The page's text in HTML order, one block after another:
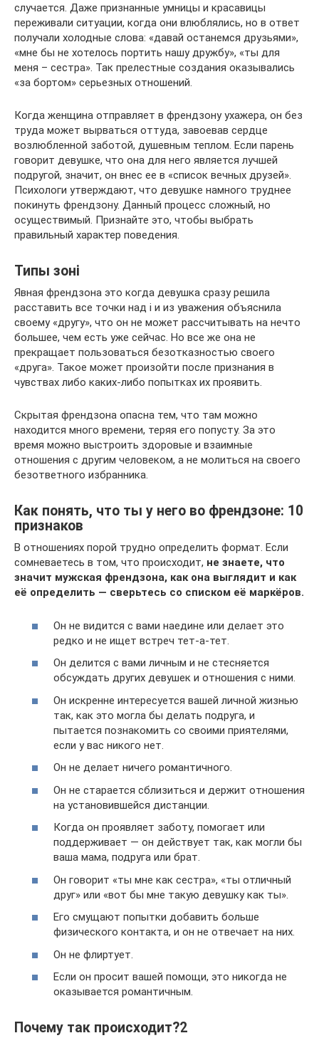
случается. Даже признанные умницы и красавицы
переживали ситуации, когда они влюблялись, но в ответ
получали холодные слова: «давай останемся друзьями»,
«мне бы не хотелось портить нашу дружбу», «ты для
меня – сестра». Так прелестные создания оказывались
«за бортом» серьезных отношений.
Когда женщина отправляет в френдзону ухажера, он без
труда может вырваться оттуда, завоевав сердце
возлюбленной заботой, душевным теплом. Если парень
говорит девушке, что она для него является лучшей
подругой, значит, он внес ее в «список вечных друзей».
Психологи утверждают, что девушке намного труднее
покинуть френдзону. Данный процесс сложный, но
осуществимый. Признайте это, чтобы выбрать
правильный характер поведения.
Типы зонi
Явная френдзона это когда девушка сразу решила
расставить все точки над i и из уважения объяснила
своему «другу», что он не может рассчитывать на нечто
большее, чем есть уже сейчас. Но все же она не
прекращает пользоваться безотказностью своего
«друга». Такое может произойти после признания в
чувствах либо каких-либо попытках их проявить.
Скрытая френдзона опасна тем, что там можно
находится много времени, теряя его попусту. За это
время можно выстроить здоровые и взаимные
отношения с другим человеком, а не молиться на своего
безответного избранника.
Как понять, что ты у него во френдзоне: 10
признаков
В отношениях порой трудно определить формат. Если
сомневаетесь в том, что происходит, не знаете, что
значит мужская френдзона, как она выглядит и как
её определить — сверьтесь со списком её маркёров.
Он не видится с вами наедине или делает это
редко и не ищет встреч тет-а-тет.
Он делится с вами личным и не стесняется
обсуждать других девушек и отношения с ними.
Он искренне интересуется вашей личной жизнью
так, как это могла бы делать подруга, и
пытается познакомить со своими приятелями,
если у вас никого нет.
Он не делает ничего романтичного.
Он не старается сблизиться и держит отношения
на установившейся дистанции.
Когда он проявляет заботу, помогает или
поддерживает — он действует так, как могли бы
ваша мама, подруга или брат.
Он говорит «ты мне как сестра», «ты отличный
друг» или «вот бы мне такую девушку как ты».
Его смущают попытки добавить больше
физического контакта, и он не отвечает на них.
Он не флиртует.
Если он просит вашей помощи, это никогда не
оказывается романтичным.
Почему так происходит?2